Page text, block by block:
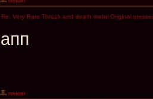
Re: Very Rare Thrash and death metal Original
апп